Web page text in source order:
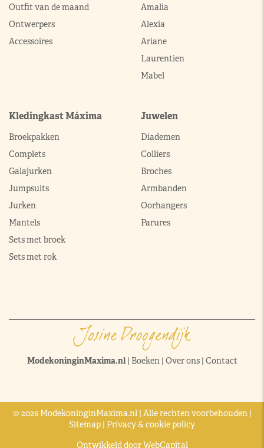
Outfit van de maand
Ontwerpers
Accessoires
Amalia
Alexia
Ariane
Laurentien
Mabel
Kledingkast Máxima
Broekpakken
Complets
Galajurken
Jumpsuits
Jurken
Mantels
Sets met broek
Sets met rok
Juwelen
Diademen
Colliers
Broches
Armbanden
Oorhangers
Parures
ModekoninginMaxima.nl| Boeken| Over ons| Contact
© 2026 ModekoninginMaxima.nl | Alle rechten voorbehouden |
Sitemap | Privacy & cookie policy
Ontwikkeld doorWebCapital